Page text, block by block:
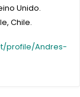
Unido.
Chile.
profile/Andres-